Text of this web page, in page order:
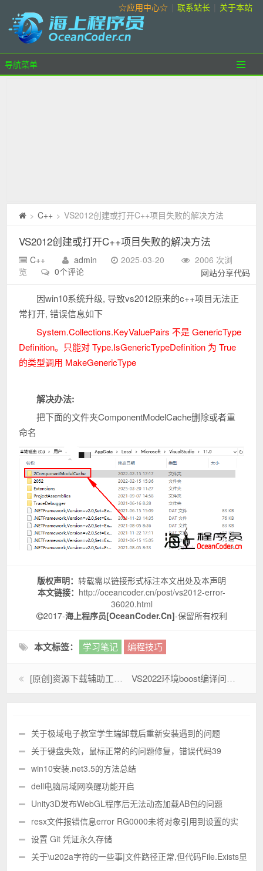
☆应用中心☆ 联系站长 关于本站
导航菜单
> C++ > VS2012创建或打开C++项目失败的解决方法
VS2012创建或打开C++项目失败的解决方法
C++ admin 2025-03-20
2006 次浏
览
0个评论 网站分享代码
因win10系统升级, 导致vs2012原来的c++项目无法正
常打开, 错误信息如下
System.Collections.KeyValuePairs 不是 GenericType
Definition。只能对 Type.IsGenericTypeDefinition 为 True
的类型调用 MakeGenericType
解决办法:
把下面的文件夹ComponentModelCache删除或者重
命名
版权声明： 转载需以链接形式标注本文出处及本声明
本文链接： http://oceancoder.cn/post/vs2012-error-
36020.html
2017-海上程序员[OceanCoder.Cn]-保留所有权利
本文标签： 学习笔记 编程技巧
[原创]资源下载辅助工具V4.0.4.1-网赚网盘版 VS2022环境boost编译问题|iostreams编译库中缺少zlib调用|LNK2001无法解析的外部符号 "int const boost::iostreams::zlib::XXXX
关于极域电子教室学生端卸载后重新安装遇到的问题
关于键盘失效，鼠标正常的的问题修复，错误代码39
win10安装.net3.5的方法总结
dell电脑局域网唤醒功能开启
Unity3D发布WebGL程序后无法动态加载AB包的问题
resx文件报错信息error RG0000未将对象引用到设置的实
例||未能加载文件或程序集
设置 Git 凭证永久存储
关于\u202a字符的一些事|文件路径正常,但代码File.Exists显